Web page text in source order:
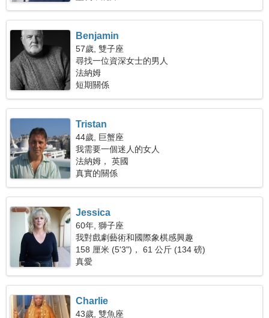
Benjamin
57歲, 雙子座
尋找一位資深女士的男人
法納姆
短期關係
Tristan
44歲, 巨蟹座
我需要一個迷人的女人
法納姆， 英國
真實的關係
Jessica
60年, 獅子座
我對戲劇藝術和國際象棋感興趣
158 厘米 (5'3")， 61 公斤 (134 磅)
真愛
Charlie
43歲, 雙魚座